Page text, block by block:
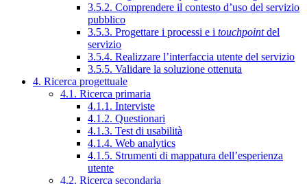
3.5.2. Comprendere il contesto d’uso del servizio
pubblico
3.5.3. Progettare i processi e i touchpointdel
servizio
3.5.4. Realizzare l’interfaccia utente del servizio
3.5.5. Validare la soluzione ottenuta
4. Ricerca progettuale
4.1. Ricerca primaria
4.1.1. Interviste
4.1.2. Questionari
4.1.3. Test di usabilità
4.1.4. Web analytics
4.1.5. Strumenti di mappatura dell’esperienza
utente
4.2. Ricerca secondaria